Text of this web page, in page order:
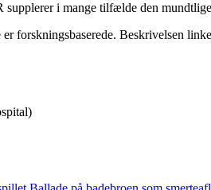
i mange tilfælde den
forskningsbaserede. Beskrivelsen